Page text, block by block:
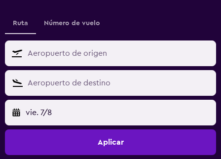
Ruta Número de vuelo
vie. 7/8
Aplicar